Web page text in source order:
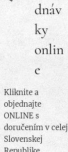
dnáv
ky
onlin
e
Kliknite a
objednajte
ONLINE s
doručením v celej
Slovenskej